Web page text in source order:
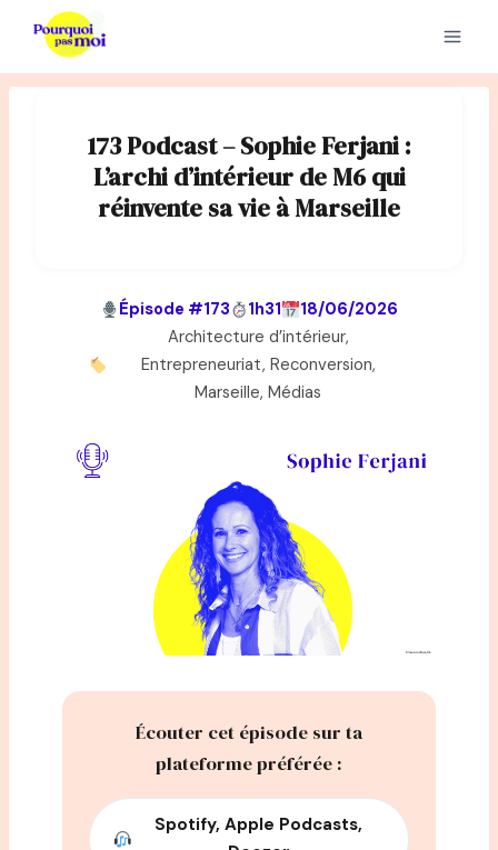
contenu
173 Podcast – Sophie Ferjani :
L’archi d’intérieur de M6 qui
réinvente sa vie à Marseille
Épisode #173 1h31
18/06/2026
Architecture d’intérieur,
Entrepreneuriat, Reconversion,
Marseille, Médias
Écouter cet épisode sur ta
plateforme préférée :
Spotify, Apple Podcasts,